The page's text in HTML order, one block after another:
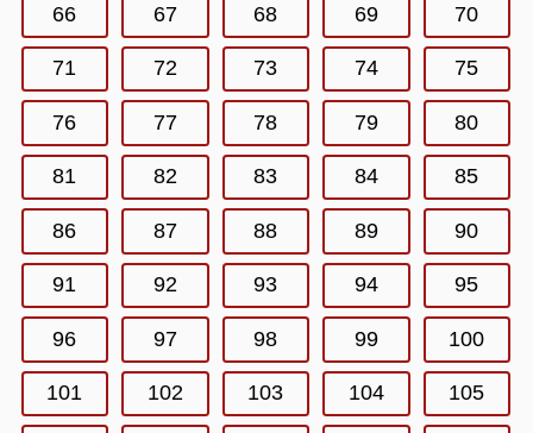
66 67 68 69 70
71 72 73 74 75
76 77 78 79 80
81 82 83 84 85
86 87 88 89 90
91 92 93 94 95
96 97 98 99 100
101 102 103 104 105